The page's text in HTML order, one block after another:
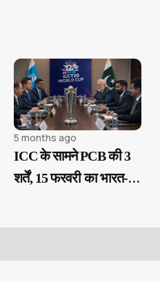
5 months ago
ICC के सामने PCB की 3
शर्तें, 15 फरवरी का भारत-